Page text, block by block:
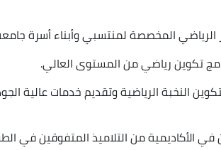
المخصصة لمنتسبي وأبناء أسرة جامعة
تكوين رياضي من المستوى العالي.
النخبة الرياضية وتقديم خدمات عالية
الأكاديمية من التلاميذ المتفوقين في